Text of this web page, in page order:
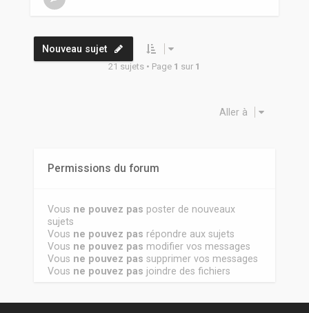
Nouveau sujet
21 sujets • Page 1 sur 1
Aller à
Permissions du forum
Vous ne pouvez pas poster de nouveaux
sujets
Vous ne pouvez pas répondre aux sujets
Vous ne pouvez pas modifier vos messages
Vous ne pouvez pas supprimer vos messages
Vous ne pouvez pas joindre des fichiers